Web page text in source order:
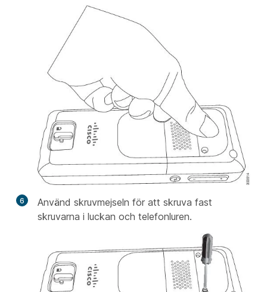
6
Använd skruvmejseln för att skruva fast
skruvarna i luckan och telefonluren.